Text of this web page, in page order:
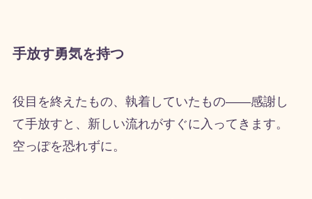
手放す勇気を持つ
役目を終えたもの、執着していたもの——感謝し
て手放すと、新しい流れがすぐに入ってきます。
空っぽを恐れずに。